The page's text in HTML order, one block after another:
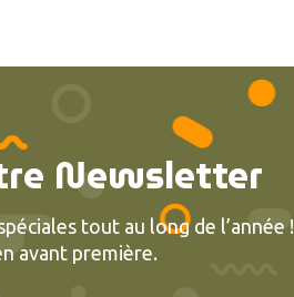
Newsletter
tout au long de l’année !
avant première.